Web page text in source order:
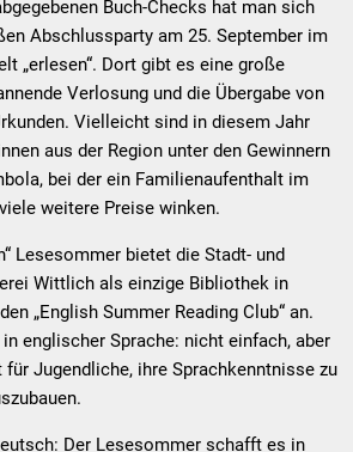
Buch-Checks hat man sich
Abschlussparty am 25. September im
„erlesen“. Dort gibt es eine große
Verlosung und die Übergabe von
Vielleicht sind in diesem Jahr
aus der Region unter den Gewinnern
bei der ein Familienaufenthalt im
weitere Preise winken.
Lesesommer bietet die Stadt- und
Wittlich als einzige Bibliothek in
„English Summer Reading Club“ an.
englischer Sprache: nicht einfach, aber
Jugendliche, ihre Sprachkenntnisse zu
Der Lesesommer schafft es in